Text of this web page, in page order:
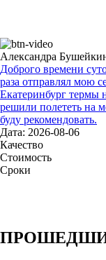
Александра
Доброго времени
раза отправлял мою
Екатеринбург термы
решили полететь на
буду рекомендовать.
Дата: 2026-08-06
Качество
Стоимость
Сроки